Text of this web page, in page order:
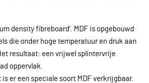
density fibreboard’. MDF is opgebouwd
die onder hoge temperatuur en druk aan
resultaat: een vrijwel splintervrije
oppervlak.
er een speciale soort MDF verkrijgbaar.